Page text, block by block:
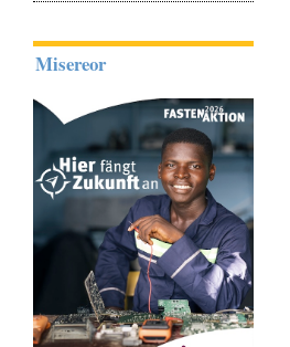
Misereor